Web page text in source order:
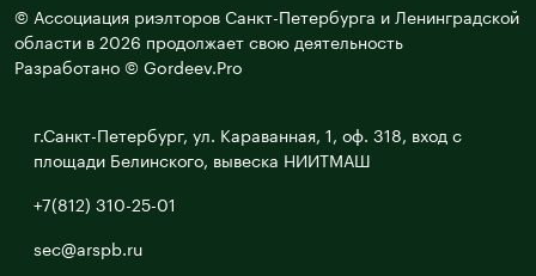
© Ассоциация риэлторов Санкт-Петербурга и Ленинградской
области в 2026 продолжает свою деятельность
Разработано © Gordeev.Pro
г.Санкт-Петербург, ул. Караванная, 1, оф. 318, вход с
площади Белинского, вывеска НИИТМАШ
+7(812) 310-25-01
sec@arspb.ru